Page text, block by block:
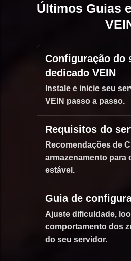
Últimos Guias
Configuração do
dedicado VEIN
Instale e inicie seu
VEIN passo a passo.
Requisitos do
Recomendações de
armazenamento para
estável.
Guia de
Ajuste dificuldade,
comportamento dos
do seu servidor.